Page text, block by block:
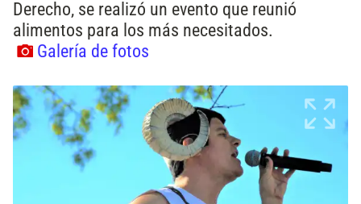
Derecho, se realizó un evento que reunió
alimentos para los más necesitados.
Galería de fotos